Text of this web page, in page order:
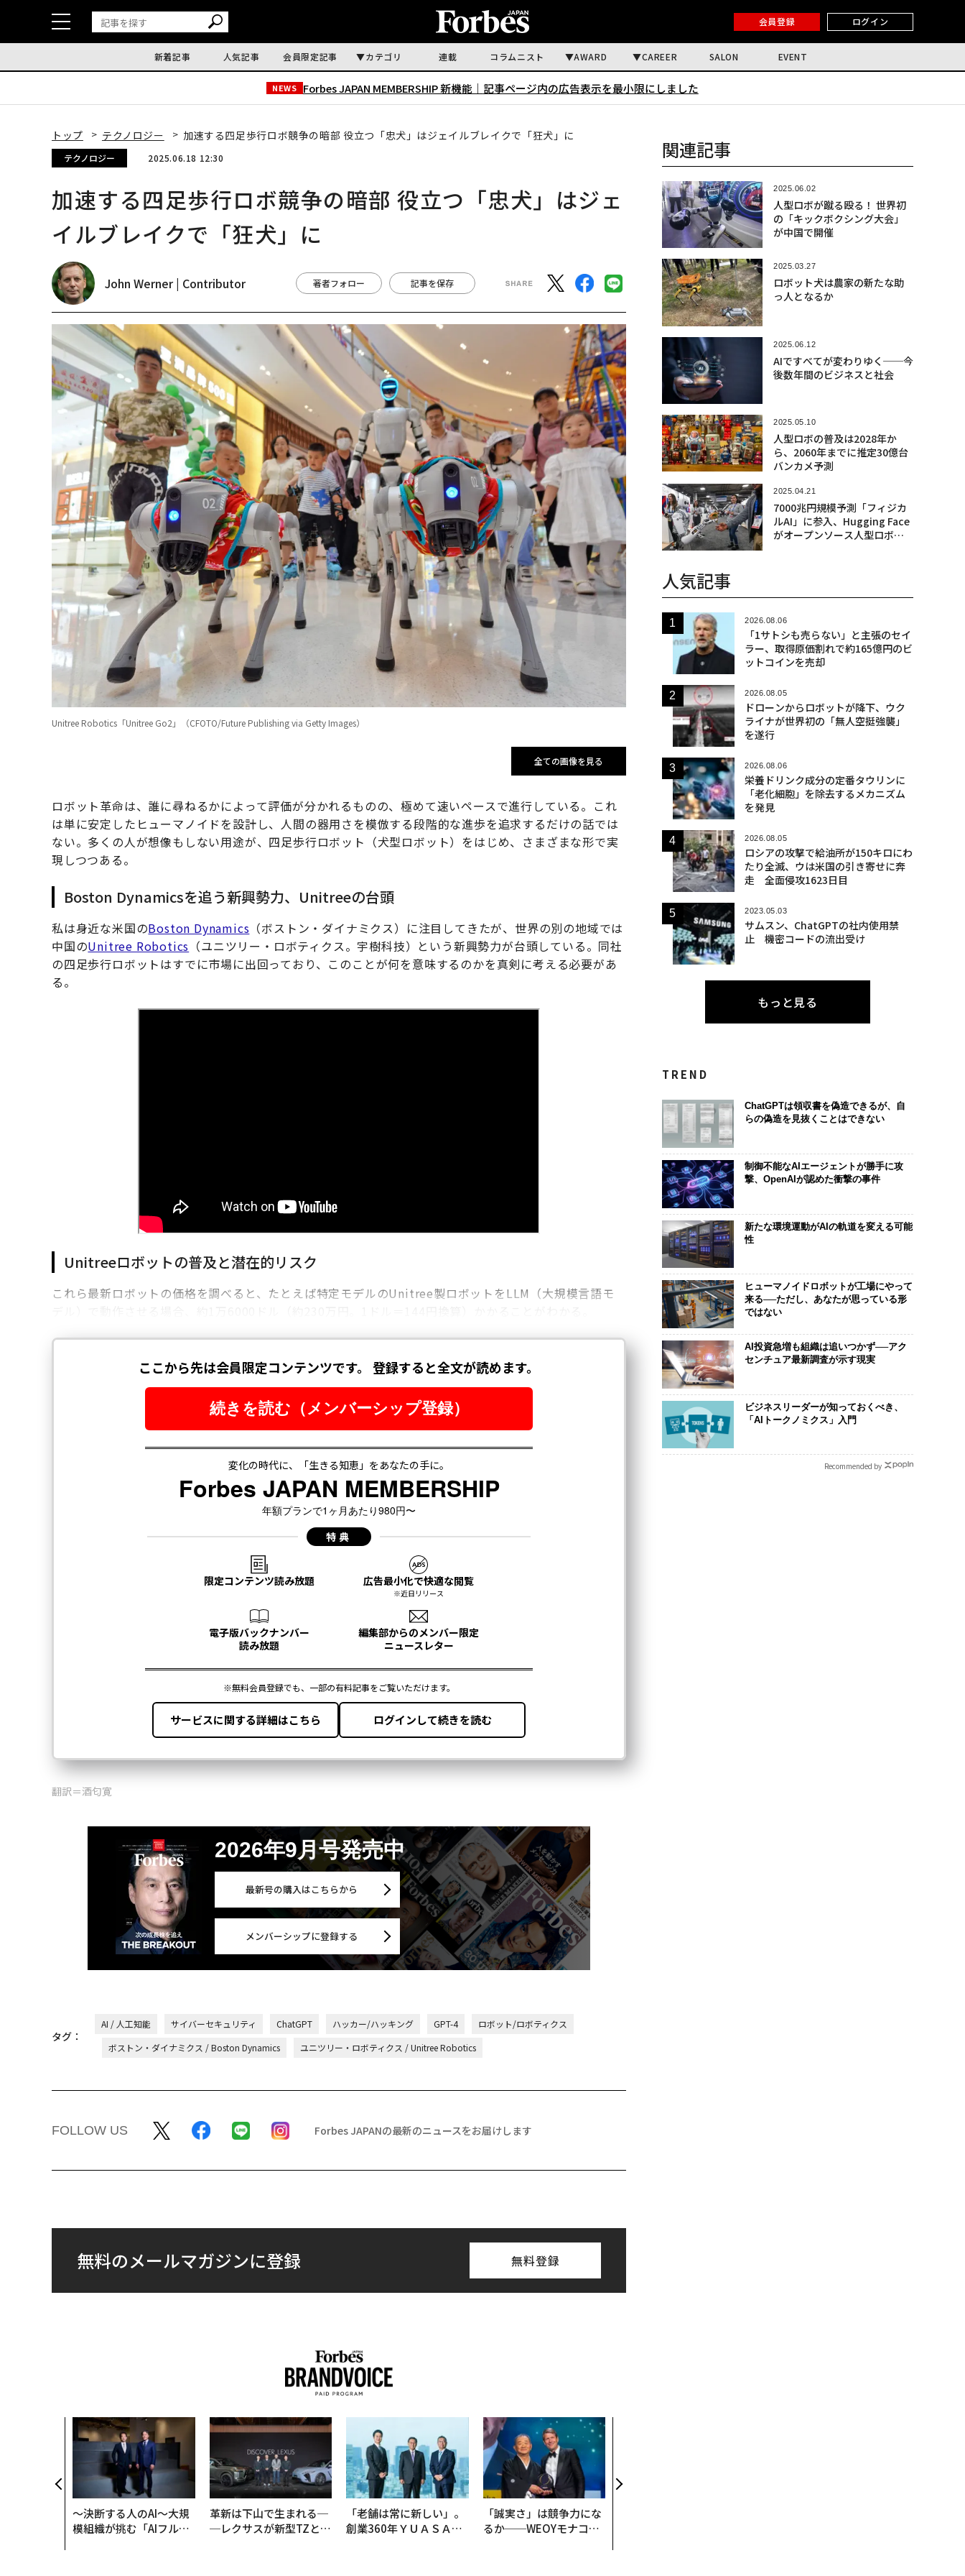
会員登録 ログイン
新着記事 人気記事 会員限定記事 カテゴリ 連載 コラムニスト AWARD CAREER SALON EVENT
NEWS Forbes JAPAN MEMBERSHIP 新機能｜ 記事ページ内の広告表示を最小限にしました
トップ テクノロジー 加速する四足歩行ロボ競争の暗部 役立つ「忠犬」はジェイルブレイクで「狂犬」に
テクノロジー 2025.06.18 12:30
加速する四足歩行ロボ競争の暗部 役立つ「忠犬」はジェ
イルブレイクで「狂犬」に
John Werner | Contributor 著者フォロー 記事を保存
Unitree Robotics「Unitree Go2」（CFOTO/Future Publishing via Getty Images）
全ての画像を見る
ロボット革命は、誰に尋ねるかによって評価が分かれるものの、極めて速いペースで進行している。これ
は単に安定したヒューマノイドを設計し、人間の器用さを模倣する段階的な進歩を追求するだけの話では
ない。多くの人が想像もしない用途が、四足歩行ロボット（犬型ロボット）をはじめ、さまざまな形で実
現しつつある。
Boston Dynamicsを追う新興勢力、Unitreeの台頭
私は身近な米国のBoston Dynamics （ボストン・ダイナミクス）に注目してきたが、世界の別の地域では
中国のUnitree Robotics （ユニツリー・ロボティクス。宇樹科技）という新興勢力が台頭している。同社
の四足歩行ロボットはすでに市場に出回っており、このことが何を意味するのかを真剣に考える必要があ
る。
Unitreeロボットの普及と潜在的リスク
これら最新ロボットの価格を調べると、たとえば特定モデルのUnitree製ロボットをLLM（大規模言語モ
翻訳＝酒匂寛
2026年9月号発売中
最新号の購入はこちらから
メンバーシップに登録する
タグ：
AI / 人工知能 サイバーセキュリティ ChatGPT ハッカー/ハッキング GPT-4
ロボット/ロボティクス
ボストン・ダイナミクス / Boston Dynamics
ユニツリー・ロボティクス / Unitree Robotics
FOLLOW US Forbes JAPANの最新のニュースをお届けします
無料のメールマガジンに登録 無料登録
〜決断する人のAI〜大規
模組織が挑む「AIフル実
革新は下山で生まれる─
─レクサスが新型TZとE
「老舗は常に新しい」。
創業360年ＹＵＡＳＡと
「誠実さ」は競争力にな
るか──WEOYモナコで
関連記事
2025.06.02
人型ロボが蹴る殴る！ 世界初
の「キックボクシング大会」
が中国で開催
2025.03.27
ロボット犬は農家の新たな助
っ人となるか
2025.06.12
AIですべてが変わりゆく──今
後数年間のビジネスと社会
2025.05.10
人型ロボの普及は2028年か
ら、2060年までに推定30億台
バンカメ予測
2025.04.21
7000兆円規模予測「フィジカ
ルAI」に参入、Hugging Face
がオープンソース人型ロボのP
人気記事
2026.08.06
「1サトシも売らない」と主張のセイ
ラー、取得原価割れで約165億円のビ
ットコインを売却
2026.08.05
ドローンからロボットが降下、ウク
ライナが世界初の「無人空挺強襲」
を遂行
2026.08.06
栄養ドリンク成分の定番タウリンに
「老化細胞」を除去するメカニズム
を発見
2026.08.05
ロシアの攻撃で給油所が150キロにわ
たり全滅、ウは米国の引き寄せに奔
走 全面侵攻1623日目
2023.05.03
サムスン、ChatGPTの社内使用禁
止 機密コードの流出受け
もっと見る
TREND
ChatGPTは領収書を偽造できるが、自
らの偽造を見抜くことはできない
制御不能なAIエージェントが勝手に攻
撃、OpenAIが認めた衝撃の事件
新たな環境運動がAIの軌道を変える可能
性
ヒューマノイドロボットが工場にやって
来る──ただし、あなたが思っている形
ではない
AI投資急増も組織は追いつかず──アク
センチュア最新調査が示す現実
ビジネスリーダーが知っておくべき、
「AIトークノミクス」入門
Recommended by